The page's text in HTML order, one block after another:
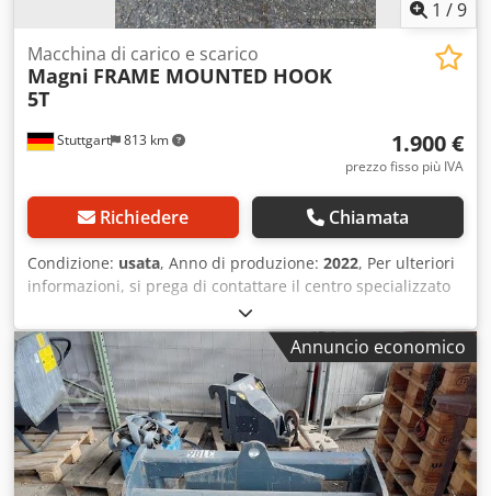
1 /9
Stuttgart 813 km
Macchina di carico e scarico
Magni FRAME MOUNTED HOOK
5T
1.900 €
prezzo fisso più IVA
Richiedere Chiamata
Condizione: usata, Anno di produzione: 2022, Per ulteriori
informazioni, si prega di contattare il centro specializzato
in macchinari usati. DE01 Dcodpezfkm Nefx Aqgjk
Annuncio economico